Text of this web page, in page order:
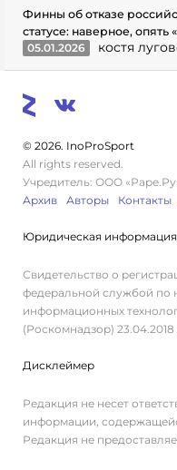
Финны об отказе
статусе: наверное,
05.01.2026
костя
© 2026. InoProSport
All rights reserved.
Учредитель: ООО
Архив
Авторы Контакты
Юридическая информация
Свидетельство о
федеральной службой по
информационных
(Роскомнадзор) 23.04.2018
Дисклеймер
Редакция не несет
информации,
Редакция не